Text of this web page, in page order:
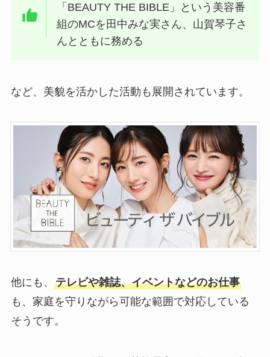
「BEAUTY THE BIBLE」という美容番
組のMCを田中みな実さん、山賀琴子さ
んとともに務める
など、美貌を活かした活動も展開されています。
他にも、 テレビや雑誌、イベントなどのお仕事
も、家庭を守りながら可能な範囲で対応している
そうです。